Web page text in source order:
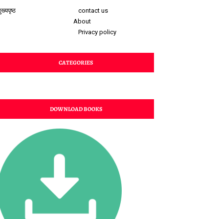
contact us
About
Privacy policy
CATEGORIES
DOWNLOAD BOOKS